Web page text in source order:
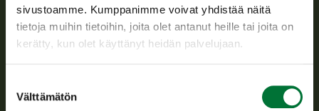
sivustoamme. Kumppanimme voivat yhdistää näitä
tietoja muihin tietoihin, joita olet antanut heille tai joita on
kerätty, kun olet käyttänyt heidän palvelujaan.
valinta
Välttämätön
Suomen riistakeskus
toimeenpanosta sekä vastaa sille säädetyistä julkisista